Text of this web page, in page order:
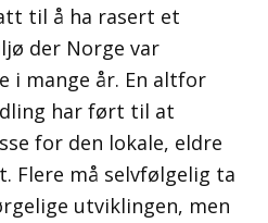
til å ha rasert et
der Norge var
i mange år. En altfor
har ført til at
for den lokale, eldre
Flere må selvfølgelig ta
utviklingen, men